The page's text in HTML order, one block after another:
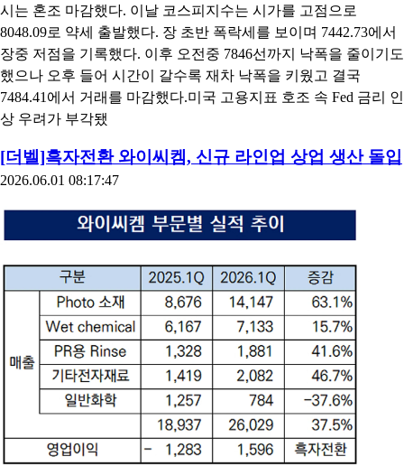
시는 혼조 마감했다. 이날 코스피지수는 시가를 고점으로
8048.09로 약세 출발했다. 장 초반 폭락세를 보이며 7442.73에서
장중 저점을 기록했다. 이후 오전중 7846선까지 낙폭을 줄이기도
했으나 오후 들어 시간이 갈수록 재차 낙폭을 키웠고 결국
7484.41에서 거래를 마감했다.미국 고용지표 호조 속 Fed 금리 인
상 우려가 부각됐
[더벨]흑자전환 와이씨켐, 신규 라인업 상업 생산 돌입
2026.06.01 08:17:47